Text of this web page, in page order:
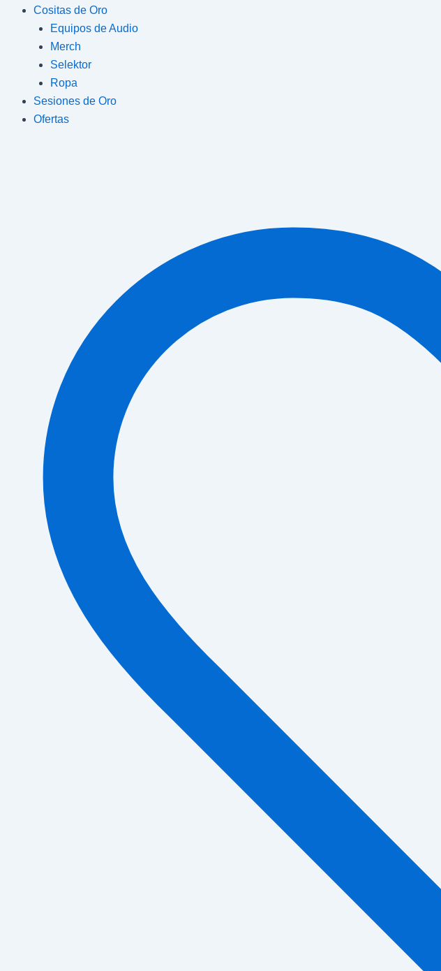
Cositas de Oro
Equipos de Audio
Merch
Selektor
Ropa
Sesiones de Oro
Ofertas